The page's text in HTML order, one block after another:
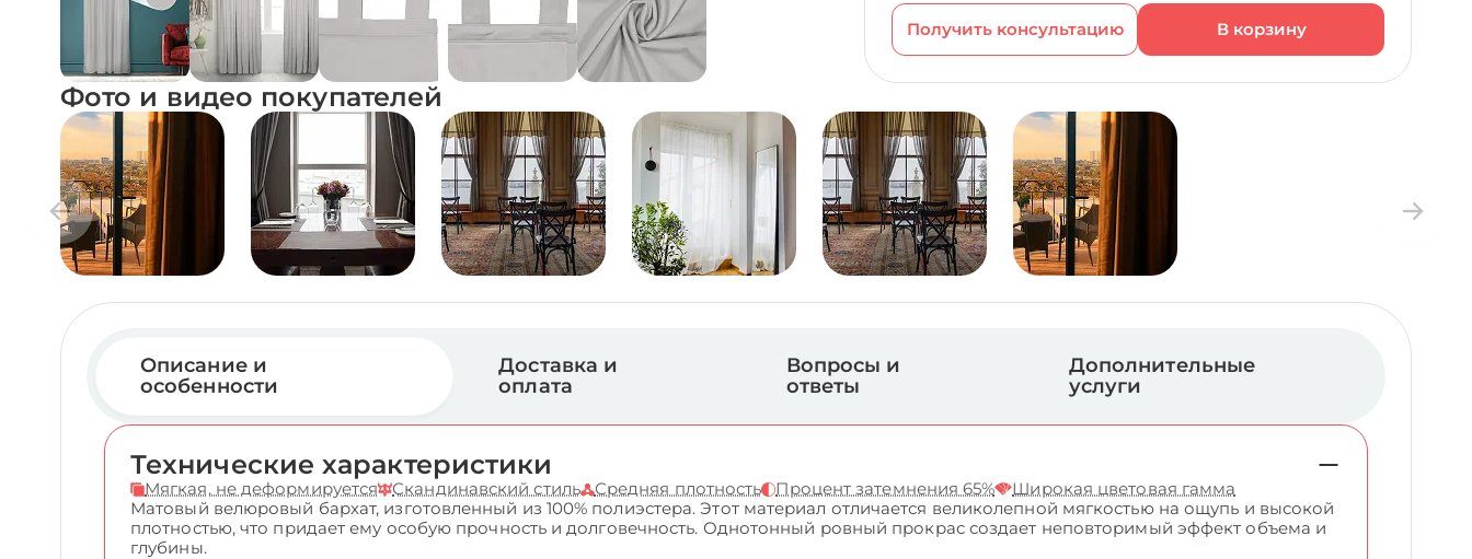
Получить консультацию
Фото и видео покупателей
Описание и
особенности
Доставка и
оплата
Вопросы и
ответы
Дополнительные
услуги
Технические характеристики
Мягкая, не деформируется Скандинавский стиль Средняя плотность Процент затемнения 65%
Широкая цветовая гамма
Матовый велюровый бархат, изготовленный из 100% полиэстера. Этот материал отличается великолепной мягкостью на ощупь и высокой
плотностью, что придает ему особую прочность и долговечность. Однотонный ровный прокрас создает неповторимый эффект объема и
глубины.